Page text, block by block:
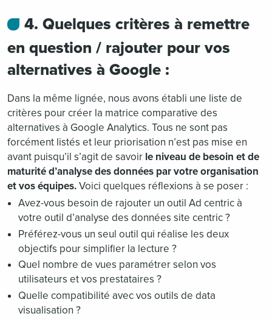
4. Quelques critères à remettre
en question / rajouter pour vos
alternatives à Google :
Dans la même lignée, nous avons établi une liste de
critères pour créer la matrice comparative des
alternatives à Google Analytics. Tous ne sont pas
forcément listés et leur priorisation n’est pas mise en
avant puisqu’il s’agit de savoir le niveau de besoin et de
maturité d’analyse des données par votre organisation
et vos équipes.Voici quelques réflexions à se poser :
Avez-vous besoin de rajouter un outil Ad centric à
votre outil d’analyse des données site centric ?
Préférez-vous un seul outil qui réalise les deux
objectifs pour simplifier la lecture ?
Quel nombre de vues paramétrer selon vos
utilisateurs et vos prestataires ?
Quelle compatibilité avec vos outils de data
visualisation ?